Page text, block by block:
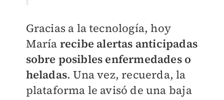
Gracias a la tecnología, hoy
María recibe alertas anticipadas
sobre posibles enfermedades o
heladas. Una vez, recuerda, la
plataforma le avisó de una baja